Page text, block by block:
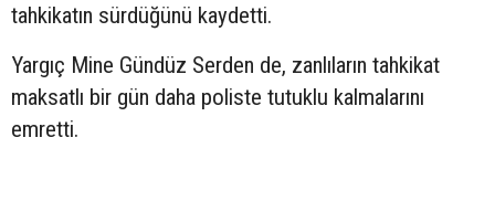
tahkikatın sürdüğünü kaydetti.
Yargıç Mine Gündüz Serden de, zanlıların tahkikat
maksatlı bir gün daha poliste tutuklu kalmalarını
emretti.